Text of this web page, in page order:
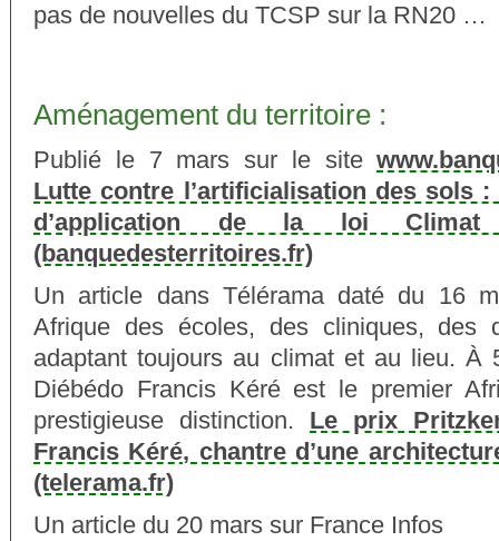
pas de nouvelles du TCSP sur la RN20 …
Aménagement du territoire :
Publié le 7 mars sur le site
Lutte contre l’artificialisation des sols
d’application de la loi Climat
(banquedesterritoires.fr)
Un article dans Télérama daté du 16
Afrique des écoles, des cliniques, des
adaptant toujours au climat et au lieu. À
Diébédo Francis Kéré est le premier
prestigieuse distinction. Le prix
Francis Kéré, chantre d’une
(telerama.fr)
Un article du 20 mars sur France Infos